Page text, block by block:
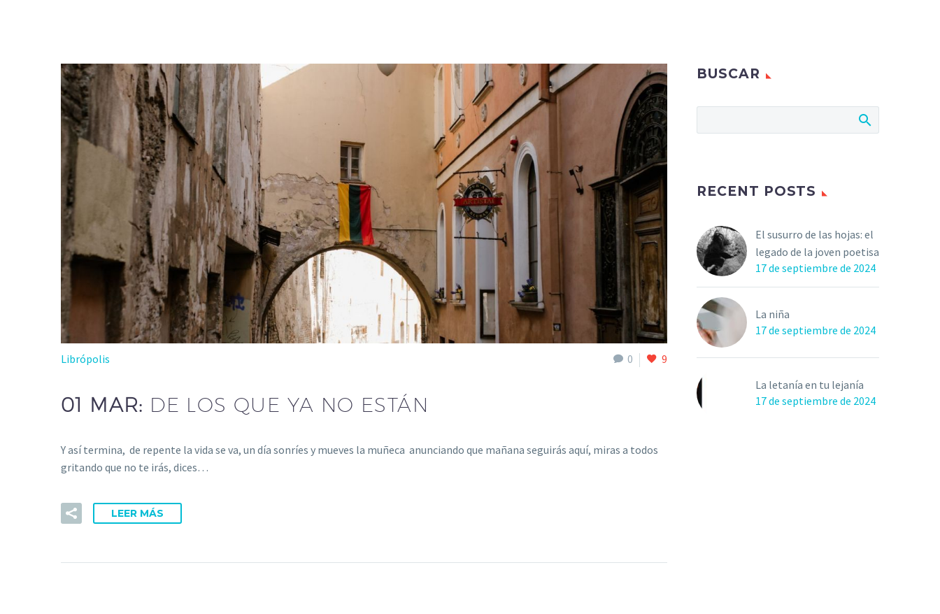
0 9
Librópolis
01 MAR: DE LOS QUE YA NO ESTÁN
Y así termina, de repente la vida se va, un día sonríes y mueves la muñeca anunciando que mañana seguirás aquí, miras a todos
gritando que no te irás, dices…
LEER MÁS
BUSCAR
RECENT POSTS
El susurro de las hojas: el
legado de la joven poetisa
17 de septiembre de 2024
La niña
17 de septiembre de 2024
La letanía en tu lejanía
17 de septiembre de 2024